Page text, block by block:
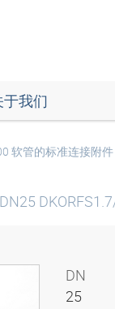
于我们
软管的标准连接附件
DN
25